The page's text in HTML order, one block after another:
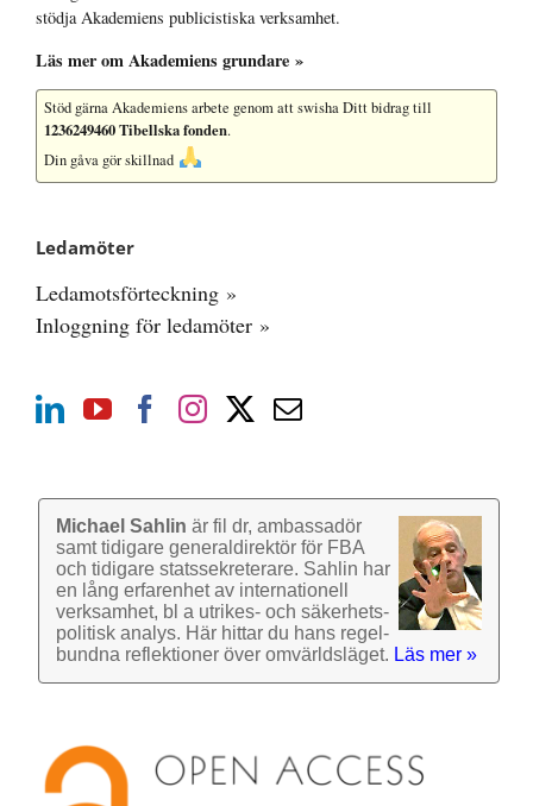
stödja Akademiens publicistiska verksamhet.
Läs mer om Akademiens grundare »
Stöd gärna Akademiens arbete genom att swisha Ditt bidrag till
1236249460 Tibellska fonden.
Din gåva gör skillnad
Ledamöter
Ledamotsförteckning »
Inloggning för ledamöter »
Michael Sahlin är fil dr, ambassadör
samt tidigare general­direktör för FBA
och tidigare stats­sekre­terare. Sahlin har
en lång erfarenhet av inter­nationell
verk­samhet, bl a utrikes- och säkerhets­
politisk analys. Här hittar du hans regel­
bundna reflek­tioner över omvärlds­läget. Läs mer »